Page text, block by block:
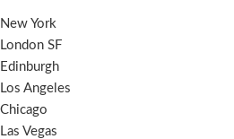
New York
London SF
Edinburgh
Los Angeles
Chicago
Las Vegas